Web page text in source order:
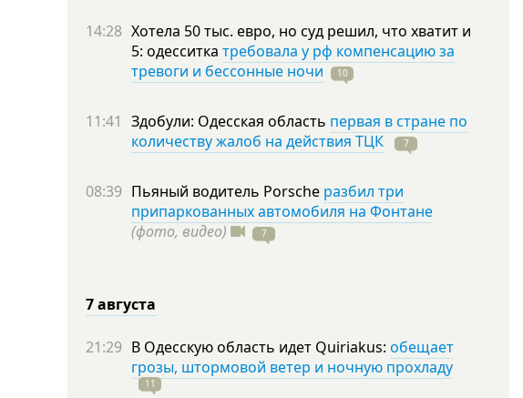
14:28 Хотела 50 тыс. евро, но суд решил, что хватит и
5: одесситка требовала у рф компенсацию за
тревоги и бессонные ночи
10
11:41 Здобули: Одесская область первая в стране по
количеству жалоб на действия ТЦК
7
08:39 Пьяный водитель Porsche разбил три
припаркованных автомобиля на Фонтане
(фото, видео)
7
7 августа
21:29 В Одесскую область идет Quiriakus: обещает
грозы, штормовой ветер и ночную прохладу
11